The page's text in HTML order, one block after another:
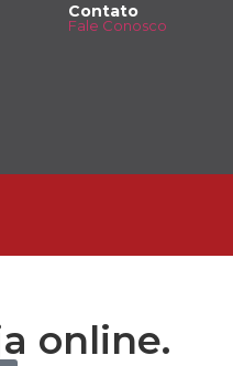
Contato
Fale Conosco
online.